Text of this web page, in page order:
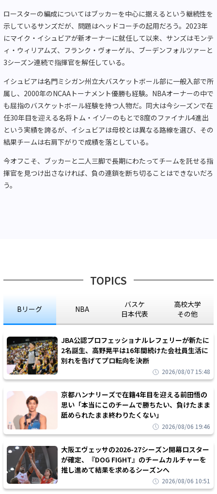
ロースターの編成についてはブッカーを中心に据えるという継続性を
示しているサンズだが、問題はヘッドコーチの起用だろう。2023年
にマイク・イシュビアが新オーナーに就任して以来、サンズはモンテ
ィ・ウィリアムズ、フランク・ヴォーゲル、ブーデンフォルツァーと
3シーズン連続で指揮官を解任している。
イシュビアは名門ミシガン州立大バスケットボール部に一般入部で所
属し、2000年のNCAAトーナメント優勝も経験。NBAオーナーの中で
も屈指のバスケットボール経験を持つ人物だ。同大は今シーズンで在
任30年目を迎える名将トム・イゾーのもとで8度のファイナル4進出
という実績を誇るが、イシュビアは母校とは異なる路線を選び、その
結果チームは右肩下がりで成績を落としている。
今オフこそ、ブッカーと二人三脚で長期にわたってチームを託せる指
揮官を見つけ出さなければ、負の連鎖を断ち切ることはできないだろ
う。
TOPICS
Bリーグ NBA
バスケ
日本代表
高校大学
その他
JBA公認プロフェッショナルレフェリーが新たに
2名誕生、高野晃平は16年間続けた会社員生活に
別れを告げてプロ転向を決断
2026/08/07 15:48
京都ハンナリーズで在籍4年目を迎える前田悟の
思い「本当にこのチームで勝ちたい、負けたまま
舐められたまま終わりたくない」
2026/08/06 19:46
大阪エヴェッサの2026-27シーズン開幕ロスター
が確定、『DOG FIGHT』のチームカルチャーを
推し進めて結果を求めるシーズンへ
2026/08/06 10:51